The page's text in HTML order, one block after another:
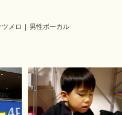
ツメロ | 男性ボーカル